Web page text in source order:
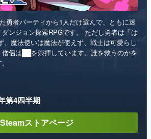
勇者パーティから1人だけ選んで、ともに迷
ンジョン探索RPGです。 ただし勇者は「は
、魔法使いは魔法が使えず、戦士は可愛らし
侶は██を崇拝しています。誰を救うのかを
第4四半期
Steamストアページ